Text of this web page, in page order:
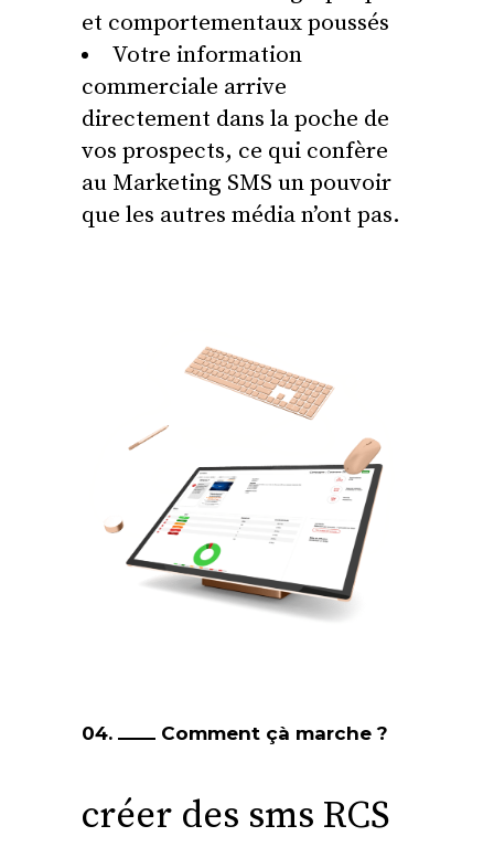
et comportementaux poussés
Votre information
commerciale arrive
directement dans la poche de
vos prospects, ce qui confère
au Marketing SMS un pouvoir
que les autres média n’ont pas.
04. Comment çà marche ?
créer des sms RCS